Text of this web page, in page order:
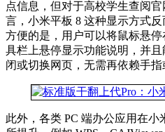
点信息，但对于高校学生查阅
言，小米平板 8 这种显示方式
方便的是，用户可以将鼠标悬
具栏上悬停显示功能说明，并
闭或切换网页，无需再依赖手指
此外，各类 PC 端办公应用在